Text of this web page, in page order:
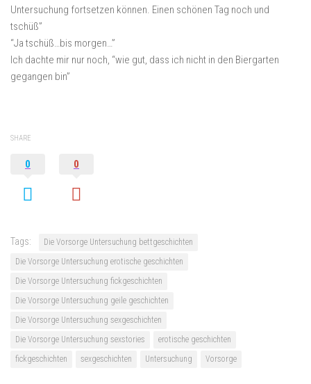
Untersuchung fortsetzen können. Einen schönen Tag noch und
tschüß”
“Ja tschüß…bis morgen…”
Ich dachte mir nur noch, “wie gut, dass ich nicht in den Biergarten
gegangen bin”
SHARE
0 0
Tags:
Die Vorsorge Untersuchung bettgeschichten
Die Vorsorge Untersuchung erotische geschichten
Die Vorsorge Untersuchung fickgeschichten
Die Vorsorge Untersuchung geile geschichten
Die Vorsorge Untersuchung sexgeschichten
Die Vorsorge Untersuchung sexstories
erotische geschichten
fickgeschichten
sexgeschichten Untersuchung Vorsorge